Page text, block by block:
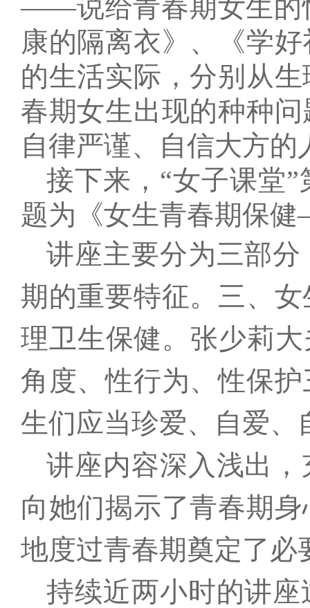
——说给青春期女生的
康的隔离衣》、《学
的生活实际，分别从
春期女生出现的种种
自律严谨、自信大方
接下来，“女子课堂
题为《女生青春期保
讲座主要分为三部
期的重要特征。三、
理卫生保健。张少莉
角度、性行为、性保
生们应当珍爱、自爱、
讲座内容深入浅出
向她们揭示了青春期
地度过青春期奠定了必
持续近两小时的讲